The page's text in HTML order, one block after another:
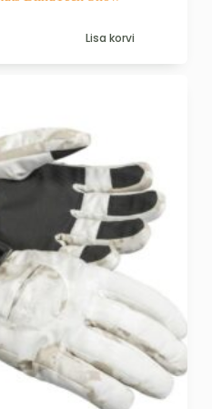
Lisa korvi